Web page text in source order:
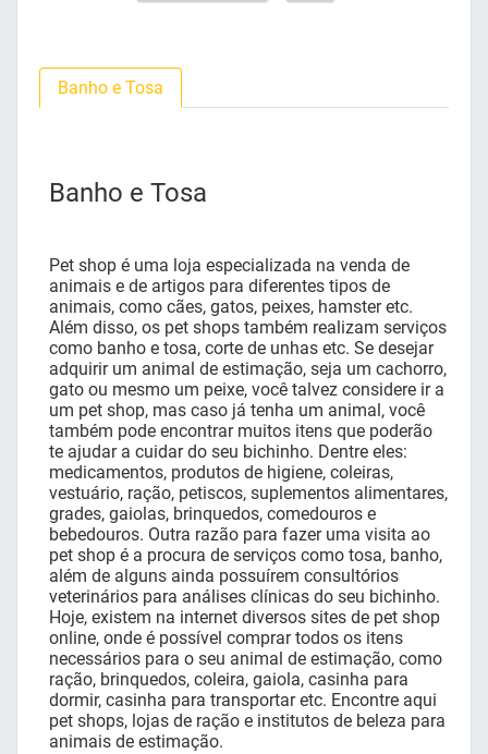
Banho e Tosa
Banho e Tosa
Pet shop é uma loja especializada na venda de
animais e de artigos para diferentes tipos de
animais, como cães, gatos, peixes, hamster etc.
Além disso, os pet shops também realizam serviços
como banho e tosa, corte de unhas etc. Se desejar
adquirir um animal de estimação, seja um cachorro,
gato ou mesmo um peixe, você talvez considere ir a
um pet shop, mas caso já tenha um animal, você
também pode encontrar muitos itens que poderão
te ajudar a cuidar do seu bichinho. Dentre eles:
medicamentos, produtos de higiene, coleiras,
vestuário, ração, petiscos, suplementos alimentares,
grades, gaiolas, brinquedos, comedouros e
bebedouros. Outra razão para fazer uma visita ao
pet shop é a procura de serviços como tosa, banho,
além de alguns ainda possuírem consultórios
veterinários para análises clínicas do seu bichinho.
Hoje, existem na internet diversos sites de pet shop
online, onde é possível comprar todos os itens
necessários para o seu animal de estimação, como
ração, brinquedos, coleira, gaiola, casinha para
dormir, casinha para transportar etc. Encontre aqui
pet shops, lojas de ração e institutos de beleza para
animais de estimação.